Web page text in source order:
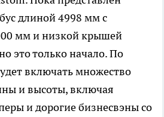
длиной 4998 мм с
мм и низкой крышей
это только начало. По
включать множество
и высоты, включая
и дорогие бизнесвэны со